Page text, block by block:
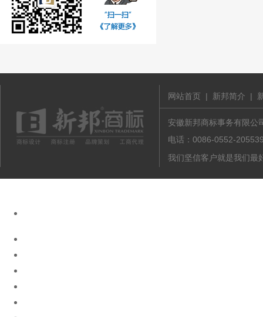
网站首页 | 新邦简介 |
安徽新邦商标事务有限公
电话：0086-0552-
我们坚信客户就是我们最